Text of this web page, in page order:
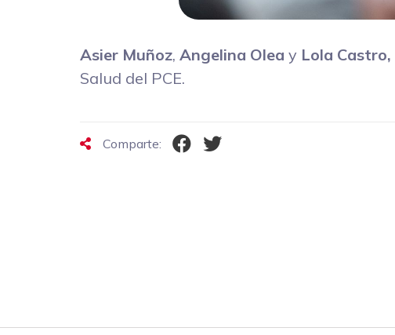
Asier Muñoz, Angelina Olea y Lola Castro,
Salud del PCE.
Comparte: